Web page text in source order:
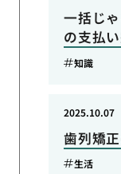
一括じ
の支払
知識
歯列矯
2025.10.07
生活